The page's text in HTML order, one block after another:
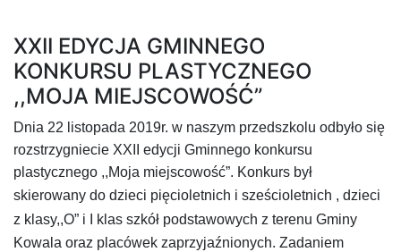
XXII EDYCJA GMINNEGO
KONKURSU PLASTYCZNEGO
,,MOJA MIEJSCOWOŚĆ”
Dnia 22 listopada 2019r. w naszym przedszkolu odbyło się
rozstrzygniecie XXII edycji Gminnego konkursu
plastycznego ,,Moja miejscowość”. Konkurs był
skierowany do dzieci pięcioletnich i sześcioletnich , dzieci
z klasy,,O” i I klas szkół podstawowych z terenu Gminy
Kowala oraz placówek zaprzyjaźnionych. Zadaniem